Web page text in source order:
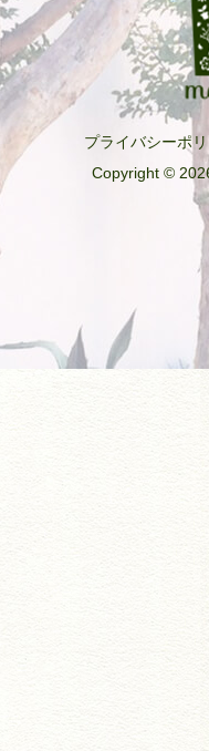
プライバシーポ
Copyright ©